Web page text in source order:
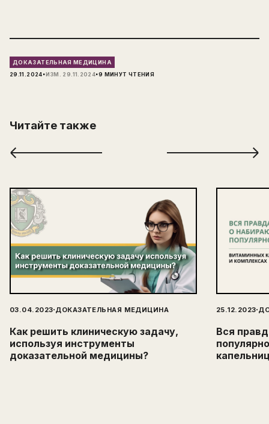
ДОКАЗАТЕЛЬНАЯ МЕДИЦИНА
29.11.2024·ИЗМ. 29.11.2024·9 МИНУТ ЧТЕНИЯ
Читайте также
03.04.2023·ДОКАЗАТЕЛЬНАЯ МЕДИЦИНА
Как решить клиническую задачу,
используя инструменты
доказательной медицины?
25.12.2023·
Вся